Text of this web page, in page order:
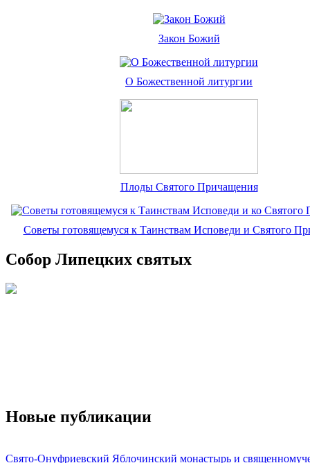
Закон Божий
О Божественной литургии
Плоды Святого Причащения
Советы готовящемуся к Таинствам Исповеди и Святого
Собор Липецких святых
Новые публикации
Свято-Онуфриевский Яблочинский монастырь и